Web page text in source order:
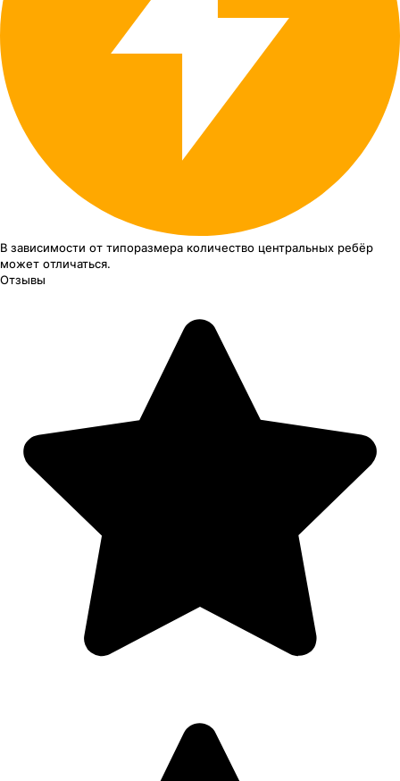
В зависимости от типоразмера количество центральных ребёр
может отличаться.
Отзывы